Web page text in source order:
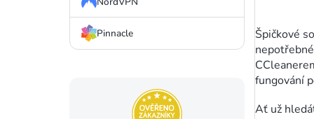
Pinnacle
Špičkové
fungování
Ať už